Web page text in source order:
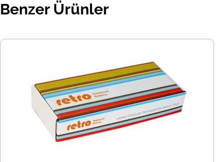
Benzer Ürünler